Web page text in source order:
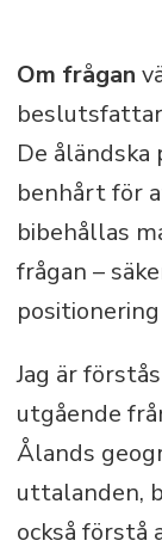
Om frågan
De
benhårt för
bibehållas
frågan –
positionering
Jag är
utgående
Ålands
uttalanden,
också förstå